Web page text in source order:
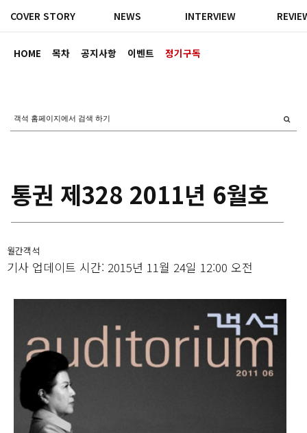
HOME 목차 공지사항 이벤트 정기구독
COVER STORY NEWS INTERVIEW
통권 제328 2011년 6월호
월간객석
기사 업데이트 시간: 2015년 11월 24일 12:00 오전